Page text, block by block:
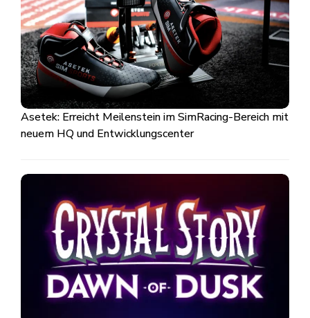
Asetek: Erreicht Meilenstein im SimRacing-Bereich mit
neuem HQ und Entwicklungscenter